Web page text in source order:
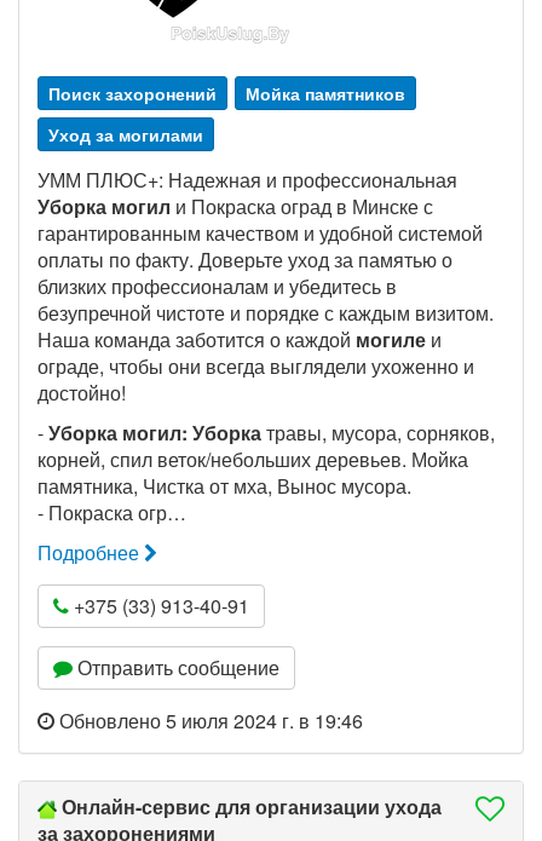
Поиск захоронений
Мойка памятников
Уход за могилами
УММ ПЛЮС+: Надежная и профессиональная
Уборка могил и Покраска оград в Минске с
гарантированным качеством и удобной системой
оплаты по факту. Доверьте уход за памятью о
близких профессионалам и убедитесь в
безупречной чистоте и порядке с каждым визитом.
Наша команда заботится о каждой могиле и
ограде, чтобы они всегда выглядели ухоженно и
достойно!
-Уборка могил: Уборкатравы, мусора, сорняков,
корней, спил веток/небольших деревьев. Мойка
памятника, Чистка от мха, Вынос мусора.
- Покраска огр…
Подробнее
+375 (33) 913-40-91
Отправить сообщение
Обновлено 5 июля 2024 г. в 19:46
Онлайн-сервис для организации ухода
за захоронениями